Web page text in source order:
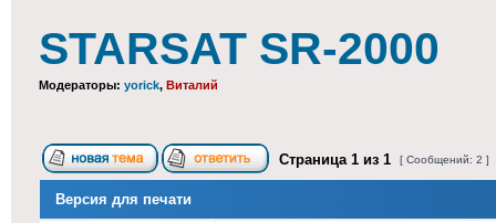
STARSAT SR-2000
Модераторы: yorick, Виталий
Страница 1 из 1 [ Сообщений: 2 ]
Версия для печати